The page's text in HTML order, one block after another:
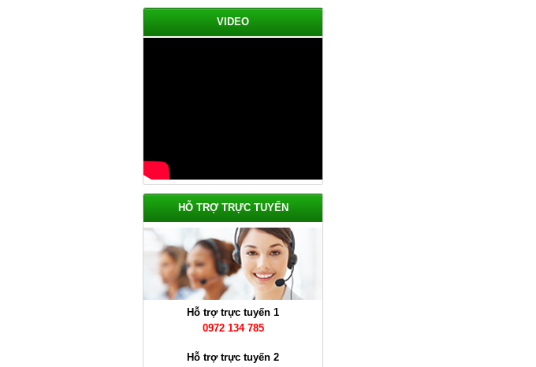
Thi Công Mái Tôn Nhà Xưởng
Tại Bình Dương
Giá: Liên Hệ
VIDEO
HỖ TRỢ TRỰC TUYẾN
Hỗ trợ trực tuyến 1
0972 134 785
Hỗ trợ trực tuyến 2